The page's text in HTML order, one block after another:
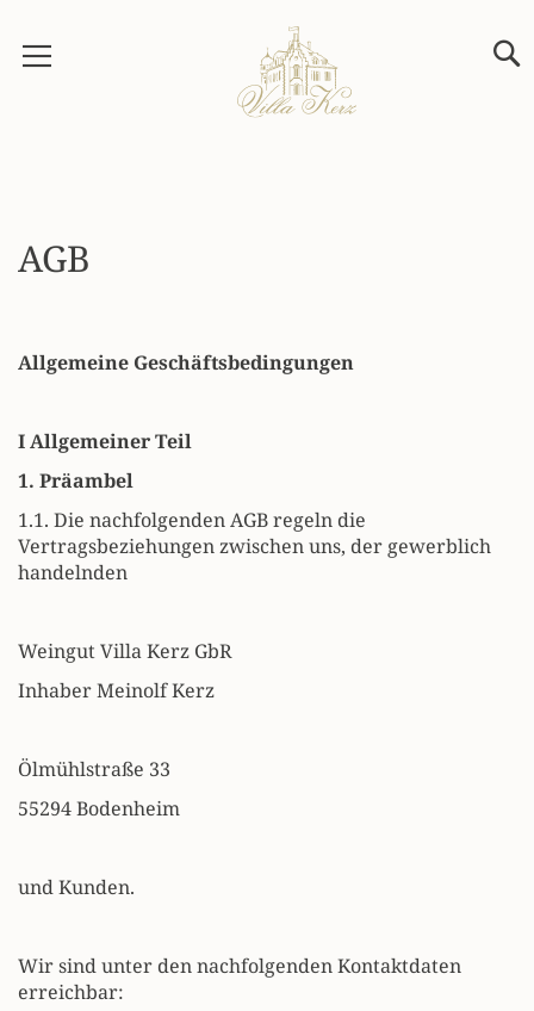
Inhalt
AGB
Allgemeine Geschäftsbedingungen
I Allgemeiner Teil
1. Präambel
1.1. Die nachfolgenden AGB regeln die
Vertragsbeziehungen zwischen uns, der gewerblich
handelnden
Weingut Villa Kerz GbR
Inhaber Meinolf Kerz
Ölmühlstraße 33
55294 Bodenheim
und Kunden.
Wir sind unter den nachfolgenden Kontaktdaten
erreichbar: